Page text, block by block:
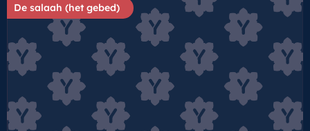
De salaah (het gebed)